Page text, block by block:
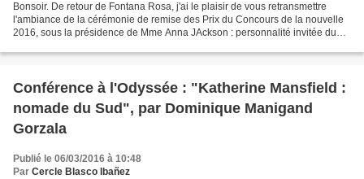
Bonsoir. De retour de Fontana Rosa, j'ai le plaisir de vous retransmettre
l'ambiance de la cérémonie de remise des Prix du Concours de la nouvelle
2016, sous la présidence de Mme Anna JAckson : personnalité invitée du
Conférence à l'Odyssée : "Katherine Mansfield :
nomade du Sud", par Dominique Manigand
Gorzala
Publié le 06/03/2016 à 10:48
Par Cercle Blasco Ibañez